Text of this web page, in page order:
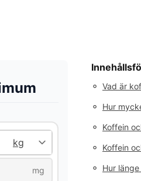
mg
◦ Vad är
◦ Hur
◦ Koffein
◦ Koffein
◦ Hur